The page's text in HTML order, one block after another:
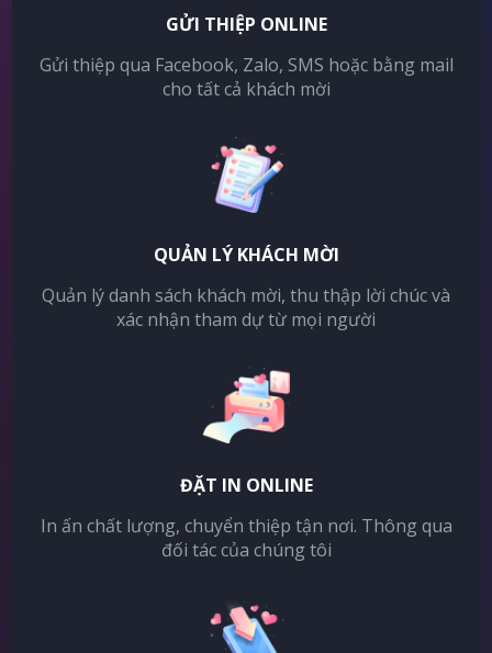
GỬI THIỆP ONLINE
Gửi thiệp qua Facebook, Zalo, SMS hoặc bằng mail
cho tất cả khách mời
QUẢN LÝ KHÁCH MỜI
Quản lý danh sách khách mời, thu thập lời chúc và
xác nhận tham dự từ mọi người
ĐẶT IN ONLINE
In ấn chất lượng, chuyển thiệp tận nơi. Thông qua
đối tác của chúng tôi